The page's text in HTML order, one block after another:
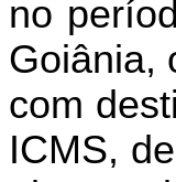
no
Goiânia,
com
ICMS,